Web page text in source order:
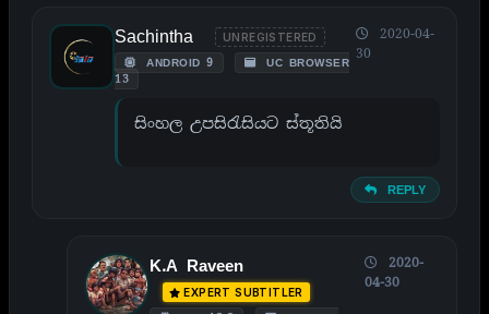
Sachintha UNREGISTERED
ANDROID 9
UC BROWSER
13
2020-04-
30
සිංහල උපසිරැසියට ස්තූතියි
REPLY
K.A Raveen
EXPERT SUBTITLER
2020-
04-30